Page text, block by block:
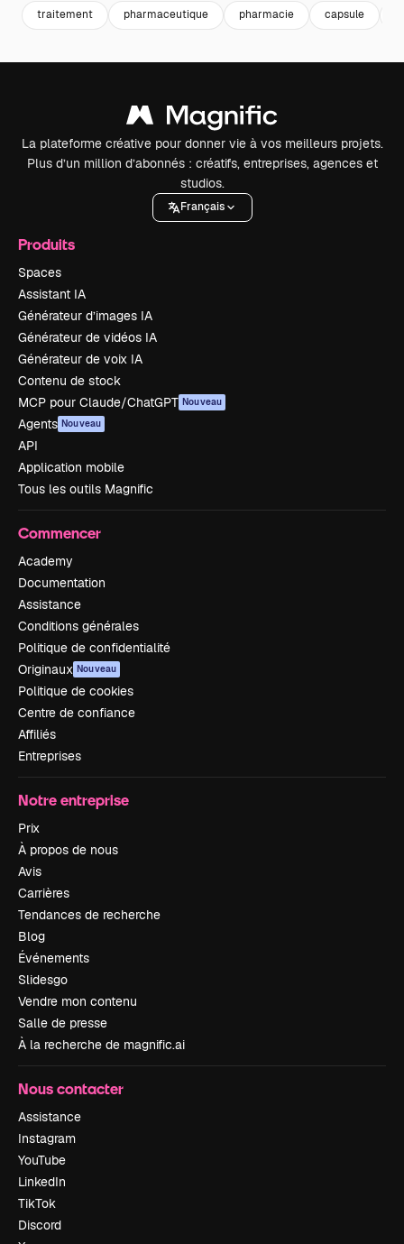
traitement pharmaceutique pharmacie capsule
La plateforme créative pour donner vie à vos meilleurs projets.
Plus d’un million d’abonnés : créatifs, entreprises, agences et
studios.
Français
Produits
Spaces
Assistant IA
Générateur d’images IA
Générateur de vidéos IA
Générateur de voix IA
Contenu de stock
MCP pour Claude/ChatGPT Nouveau
Agents Nouveau
API
Application mobile
Tous les outils Magnific
Commencer
Academy
Documentation
Assistance
Conditions générales
Politique de confidentialité
Originaux Nouveau
Politique de cookies
Centre de confiance
Affiliés
Entreprises
Notre entreprise
Prix
À propos de nous
Avis
Carrières
Tendances de recherche
Blog
Événements
Slidesgo
Vendre mon contenu
Salle de presse
À la recherche de magnific.ai
Nous contacter
Assistance
Instagram
YouTube
LinkedIn
TikTok
Discord